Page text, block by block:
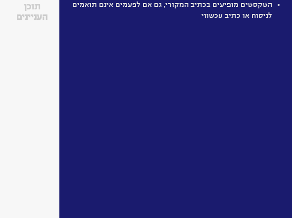
תוכן
העניינים
בין
יקומים
הטקסטים מופיעים בכתיב המקורי, גם אם לפעמים אינם תואמים
לניסוח או כתיב עכשווי